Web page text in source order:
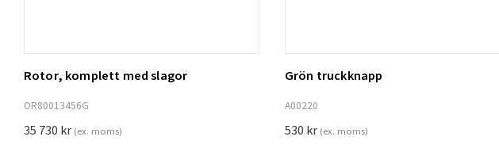
Lägg till i varukorg
Rotor, komplett med slagor
OR80013456G
35 730 kr (ex. moms)
Grön truckknapp
A00220
530 kr (ex. moms)